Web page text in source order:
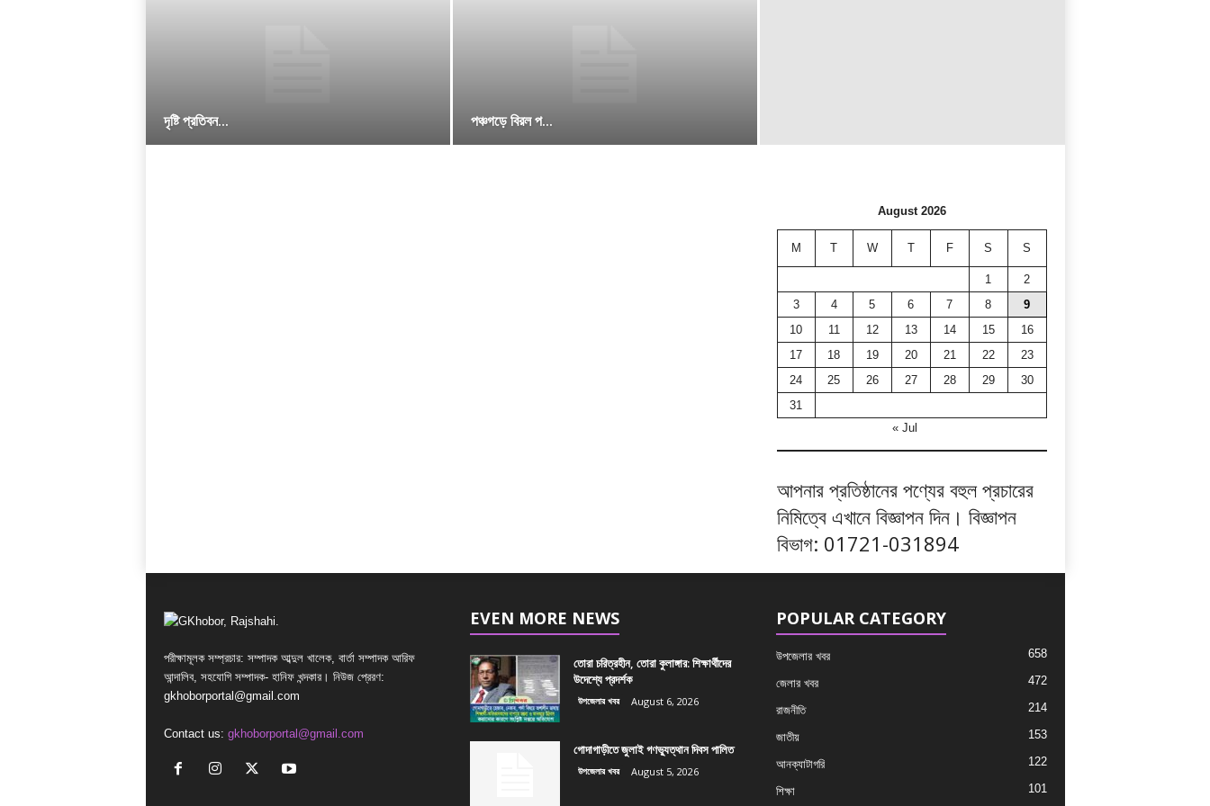
দৃষ্টি প্রতিবন... পঞ্চগড়ে বিরল প...
August 2026
M T W T F S S
1
2
3
4 5 6 7 8
9
10
11 12 13 14 15
16
17
18 19 20 21 22
23
24
25 26 27 28 29
30
31
« Jul
আপনার প্রতিষ্ঠানের পণ্যের বহুল প্রচারের
নিমিত্বে এখানে বিজ্ঞাপন দিন। বিজ্ঞাপন
বিভাগ: 01721-031894
পরীক্ষামূলক সম্প্রচার: সম্পাদক আব্দুল খালেক, বার্তা সম্পাদক আরিফ
আন্দালিব, সহযোগি সম্পাদক- হানিফ খন্দকার। নিউজ প্রেরণ:
gkhoborportal@gmail.com
Contact us: gkhoborportal@gmail.com
EVEN MORE NEWS
তোরা চরিত্রহীন, তোরা কুলাঙ্গার: শিক্ষার্থীদের
উদেশ্যে প্রদর্শক
উপজেলার খবর August 6, 2026
গোদাগাড়ীতে জুলাই গণভ্যুত্থান দিবস পালিত
উপজেলার খবর August 5, 2026
POPULAR CATEGORY
উপজেলার খবর 658
জেলার খবর 472
রাজনীতি 214
জাতীয় 153
আনক্যাটাগরি 122
শিক্ষা 101